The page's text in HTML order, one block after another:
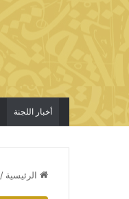
أخبار اللجنة
الرئيسية /